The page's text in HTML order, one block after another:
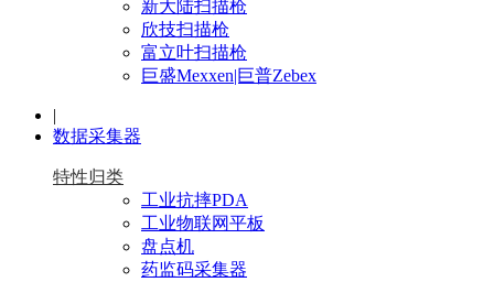
新大陆扫描枪
欣技扫描枪
富立叶扫描枪
巨盛Mexxen|巨普Zebex
|
数据采集器
特性归类
工业抗摔PDA
工业物联网平板
盘点机
药监码采集器